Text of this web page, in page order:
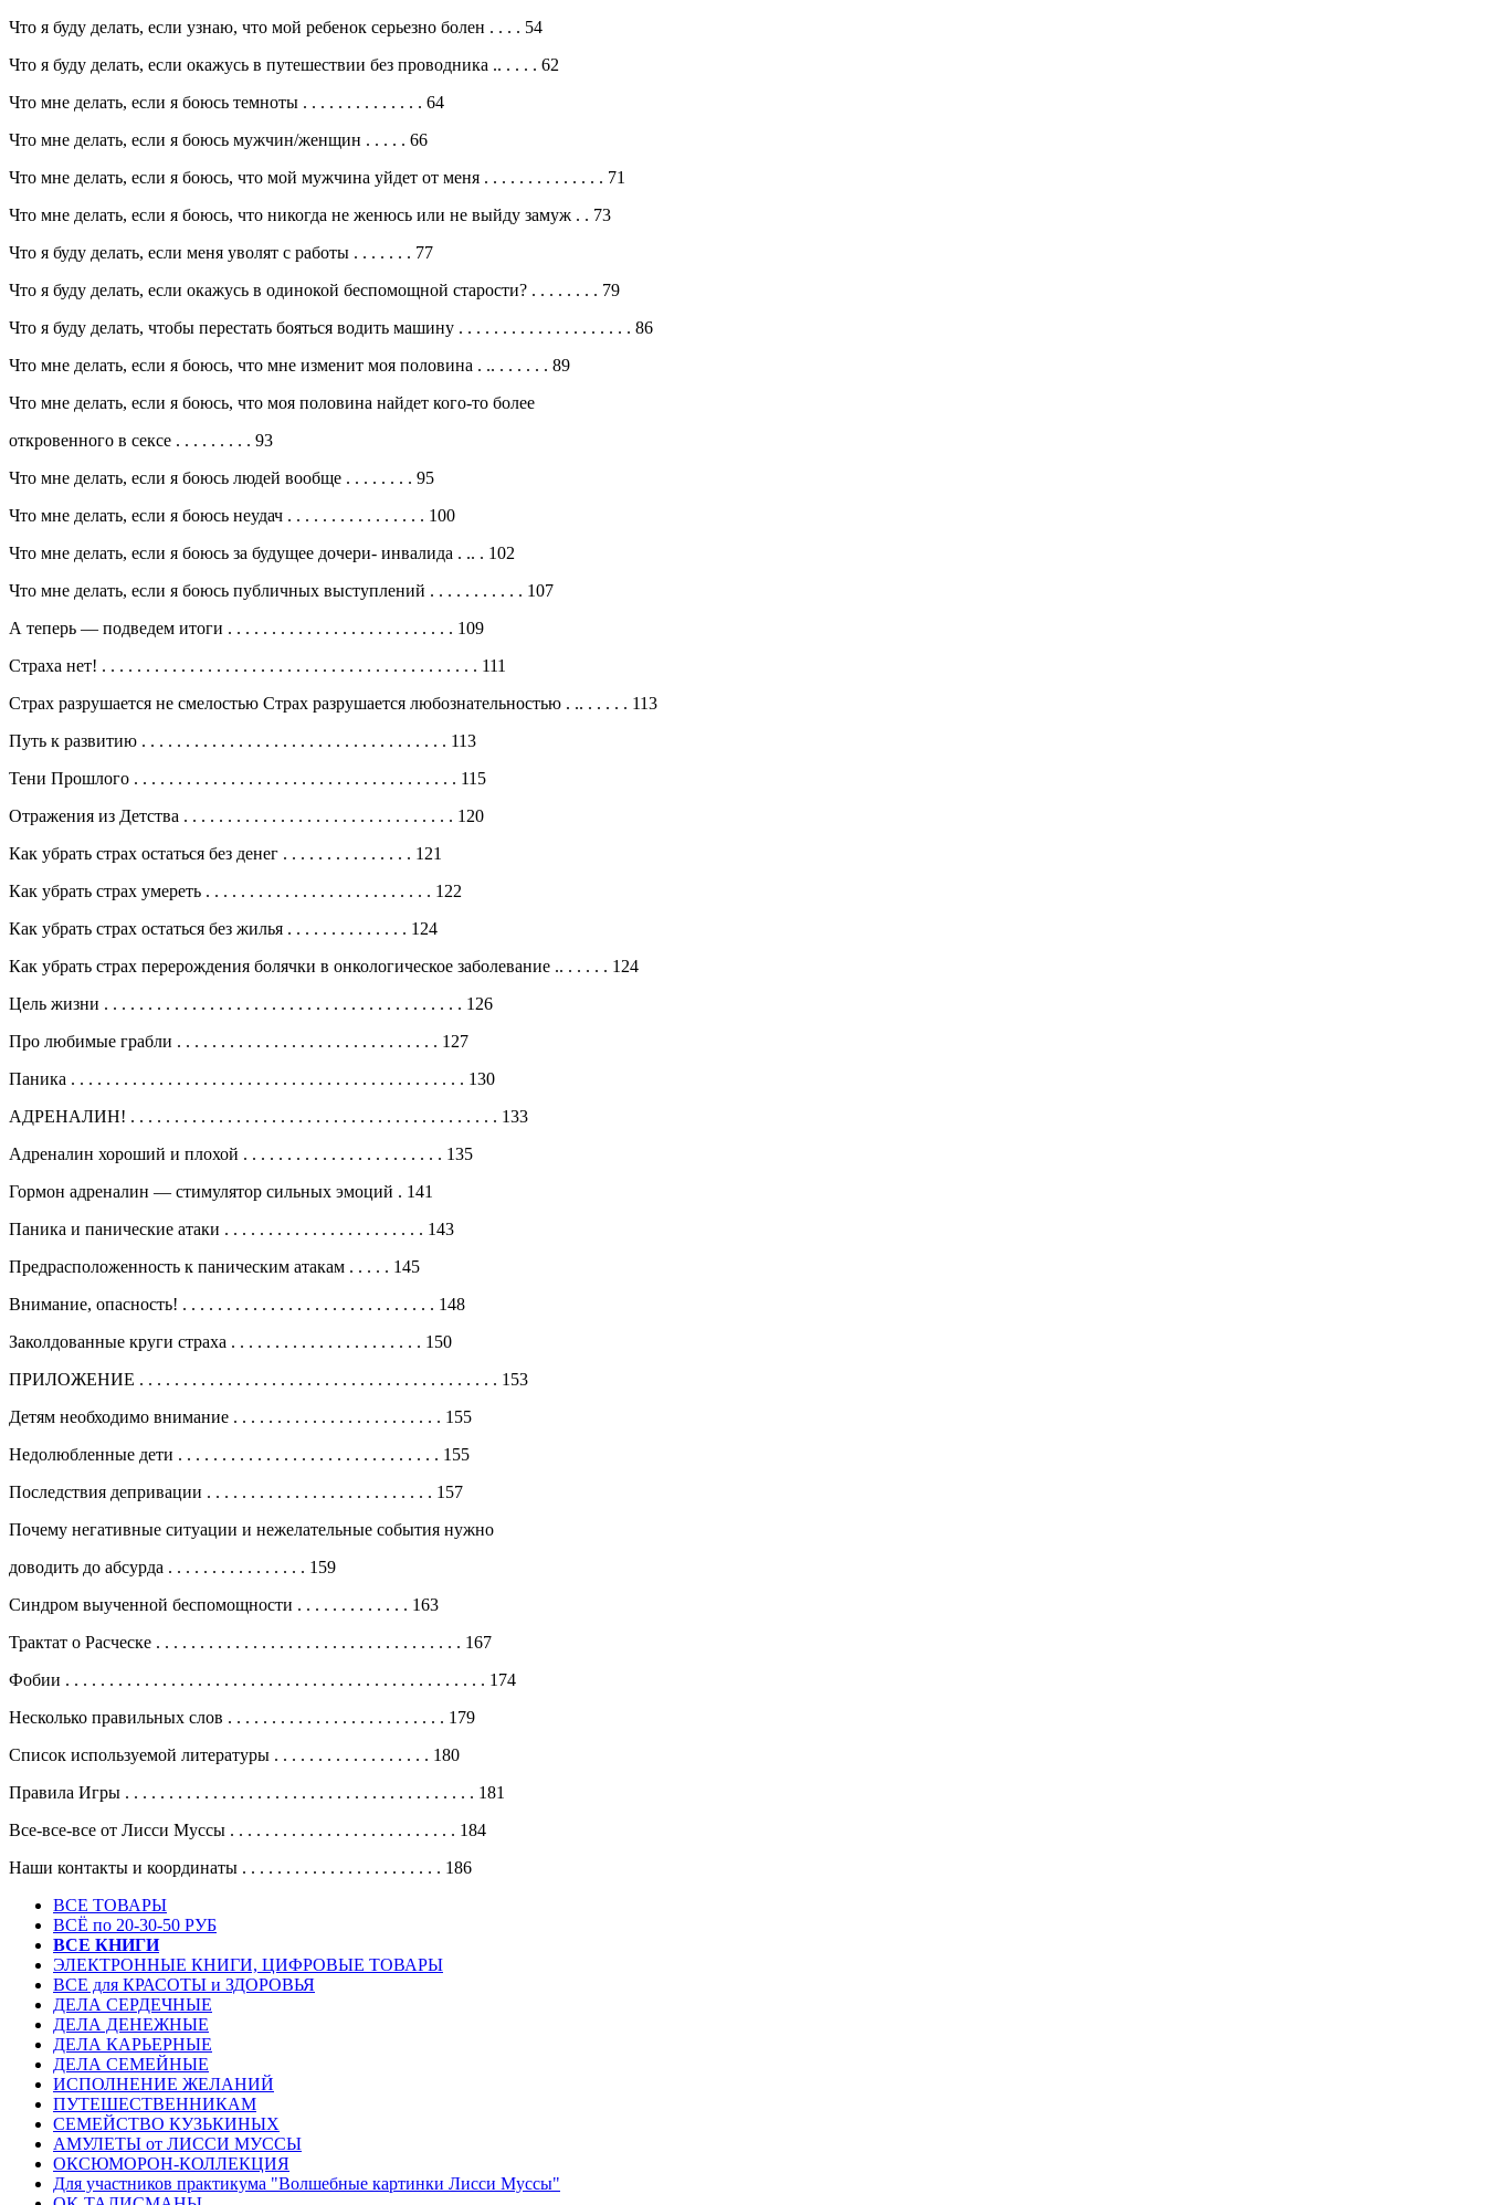
Что я буду делать, если узнаю, что мой ребенок серьезно болен . . . . 54
Что я буду делать, если окажусь в путешествии без проводника .. . . . . 62
Что мне делать, если я боюсь темноты . . . . . . . . . . . . . . 64
Что мне делать, если я боюсь мужчин/женщин . . . . . 66
Что мне делать, если я боюсь, что мой мужчина уйдет от меня . . . . . . . . . . . . . . 71
Что мне делать, если я боюсь, что никогда не женюсь или не выйду замуж . . 73
Что я буду делать, если меня уволят с работы . . . . . . . 77
Что я буду делать, если окажусь в одинокой беспомощной старости? . . . . . . . . 79
Что я буду делать, чтобы перестать бояться водить машину . . . . . . . . . . . . . . . . . . . . 86
Что мне делать, если я боюсь, что мне изменит моя половина . .. . . . . . . 89
Что мне делать, если я боюсь, что моя половина найдет кого-то более
откровенного в сексе . . . . . . . . . 93
Что мне делать, если я боюсь людей вообще . . . . . . . . 95
Что мне делать, если я боюсь неудач . . . . . . . . . . . . . . . . 100
Что мне делать, если я боюсь за будущее дочери- инвалида . .. . 102
Что мне делать, если я боюсь публичных выступлений . . . . . . . . . . . 107
А теперь — подведем итоги . . . . . . . . . . . . . . . . . . . . . . . . . . 109
Страха нет! . . . . . . . . . . . . . . . . . . . . . . . . . . . . . . . . . . . . . . . . . . . 111
Страх разрушается не смелостью Страх разрушается любознательностью . .. . . . . . 113
Путь к развитию . . . . . . . . . . . . . . . . . . . . . . . . . . . . . . . . . . . 113
Тени Прошлого . . . . . . . . . . . . . . . . . . . . . . . . . . . . . . . . . . . . . 115
Отражения из Детства . . . . . . . . . . . . . . . . . . . . . . . . . . . . . . . 120
Как убрать страх остаться без денег . . . . . . . . . . . . . . . 121
Как убрать страх умереть . . . . . . . . . . . . . . . . . . . . . . . . . . 122
Как убрать страх остаться без жилья . . . . . . . . . . . . . . 124
Как убрать страх перерождения болячки в онкологическое заболевание .. . . . . . 124
Цель жизни . . . . . . . . . . . . . . . . . . . . . . . . . . . . . . . . . . . . . . . . . 126
Про любимые грабли . . . . . . . . . . . . . . . . . . . . . . . . . . . . . . 127
Паника . . . . . . . . . . . . . . . . . . . . . . . . . . . . . . . . . . . . . . . . . . . . . 130
АДРЕНАЛИН! . . . . . . . . . . . . . . . . . . . . . . . . . . . . . . . . . . . . . . . . . . 133
Адреналин хороший и плохой . . . . . . . . . . . . . . . . . . . . . . . 135
Гормон адреналин — стимулятор сильных эмоций . 141
Паника и панические атаки . . . . . . . . . . . . . . . . . . . . . . . 143
Предрасположенность к паническим атакам . . . . . 145
Внимание, опасность! . . . . . . . . . . . . . . . . . . . . . . . . . . . . . 148
Заколдованные круги страха . . . . . . . . . . . . . . . . . . . . . . 150
ПРИЛОЖЕНИЕ . . . . . . . . . . . . . . . . . . . . . . . . . . . . . . . . . . . . . . . . . 153
Детям необходимо внимание . . . . . . . . . . . . . . . . . . . . . . . . 155
Недолюбленные дети . . . . . . . . . . . . . . . . . . . . . . . . . . . . . . 155
Последствия депривации . . . . . . . . . . . . . . . . . . . . . . . . . . 157
Почему негативные ситуации и нежелательные события нужно
доводить до абсурда . . . . . . . . . . . . . . . . 159
Синдром выученной беспомощности . . . . . . . . . . . . . 163
Трактат о Расческе . . . . . . . . . . . . . . . . . . . . . . . . . . . . . . . . . . . 167
Фобии . . . . . . . . . . . . . . . . . . . . . . . . . . . . . . . . . . . . . . . . . . . . . . . . 174
Несколько правильных слов . . . . . . . . . . . . . . . . . . . . . . . . . 179
Список используемой литературы . . . . . . . . . . . . . . . . . . 180
Правила Игры . . . . . . . . . . . . . . . . . . . . . . . . . . . . . . . . . . . . . . . . 181
Все-все-все от Лисси Муссы . . . . . . . . . . . . . . . . . . . . . . . . . . 184
Наши контакты и координаты . . . . . . . . . . . . . . . . . . . . . . . 186
ВСЕ ТОВАРЫ
ВСЁ по 20-30-50 РУБ
ВСЕ КНИГИ
ЭЛЕКТРОННЫЕ КНИГИ, ЦИФРОВЫЕ ТОВАРЫ
ВСЕ для КРАСОТЫ и ЗДОРОВЬЯ
ДЕЛА СЕРДЕЧНЫЕ
ДЕЛА ДЕНЕЖНЫЕ
ДЕЛА КАРЬЕРНЫЕ
ДЕЛА СЕМЕЙНЫЕ
ИСПОЛНЕНИЕ ЖЕЛАНИЙ
ПУТЕШЕСТВЕННИКАМ
СЕМЕЙСТВО КУЗЬКИНЫХ
АМУЛЕТЫ от ЛИССИ МУССЫ
ОКСЮМОРОН-КОЛЛЕКЦИЯ
Для участников практикума "Волшебные картинки Лисси Муссы"